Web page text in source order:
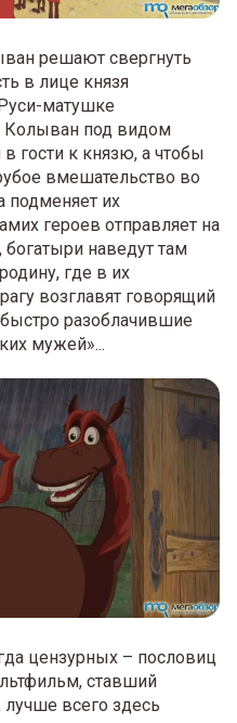
решают свергнуть
в лице князя
матушке
Колыван под видом
гости к князю, а чтобы
вмешательство во
подменяет их
героев отправляет на
богатыри наведут там
где в их
возглавят говорящий
разоблачившие
мужей»...
цензурных – пословиц
ставший
всего здесь